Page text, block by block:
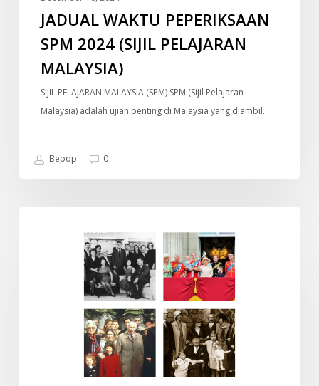
JADUAL WAKTU PEPERIKSAAN
SPM 2024 (SIJIL PELAJARAN
MALAYSIA)
SIJIL PELAJARAN MALAYSIA (SPM) SPM (Sijil Pelajaran
Malaysia) adalah ujian penting di Malaysia yang diambil…
Bepop 0
DOKUMENTARI